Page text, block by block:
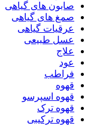
صابون های گیاهی
صمغ های گیاهی
عرقیات گیاهی
عسل طبیعی
علاج
عود
فراطب
قهوه
قهوه اسپرسو
قهوه ترک
قهوه ترکیبی